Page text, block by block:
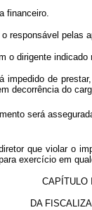
financeiro.
responsável
de
decorrência do
será
que violar o
exercício em
CAPÍTULO
DA